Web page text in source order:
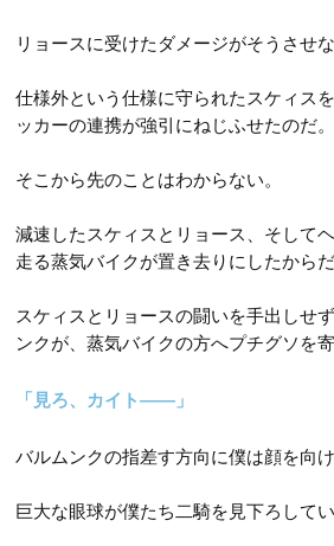
リョースに受けたダメージがそうさせな
仕様外という仕様に守られたスケィス
ッカーの連携が強引にねじふせたのだ。
そこから先のことはわからない。
減速したスケィスとリョース、そして
走る蒸気バイクが置き去りにしたからだ
スケィスとリョースの闘いを手出しせ
ンクが、蒸気バイクの方へプチグソを寄
「見ろ、カイト――」
バルムンクの指差す方向に僕は顔を向け
巨大な眼球が僕たち二騎を見下ろしてい